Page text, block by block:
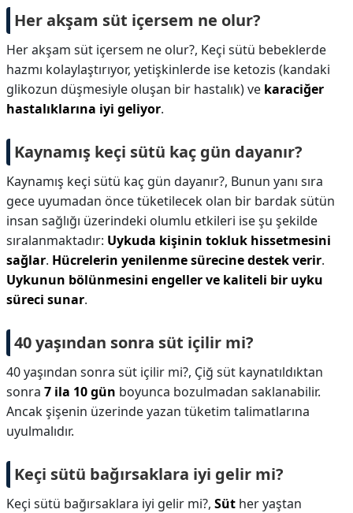
Her akşam süt içersem ne olur?
Her akşam süt içersem ne olur?, Keçi sütü bebeklerde
hazmı kolaylaştırıyor, yetişkinlerde ise ketozis (kandaki
glikozun düşmesiyle oluşan bir hastalık) ve karaciğer
hastalıklarına iyi geliyor.
Kaynamış keçi sütü kaç gün dayanır?
Kaynamış keçi sütü kaç gün dayanır?, Bunun yanı sıra
gece uyumadan önce tüketilecek olan bir bardak sütün
insan sağlığı üzerindeki olumlu etkileri ise şu şekilde
sıralanmaktadır: Uykuda kişinin tokluk hissetmesini
sağlar. Hücrelerin yenilenme sürecine destek verir.
Uykunun bölünmesini engeller ve kaliteli bir uyku
süreci sunar.
40 yaşından sonra süt içilir mi?
40 yaşından sonra süt içilir mi?, Çiğ süt kaynatıldıktan
sonra 7 ila 10 gün boyunca bozulmadan saklanabilir.
Ancak şişenin üzerinde yazan tüketim talimatlarına
uyulmalıdır.
Keçi sütü bağırsaklara iyi gelir mi?
Keçi sütü bağırsaklara iyi gelir mi?, Süt her yaştan